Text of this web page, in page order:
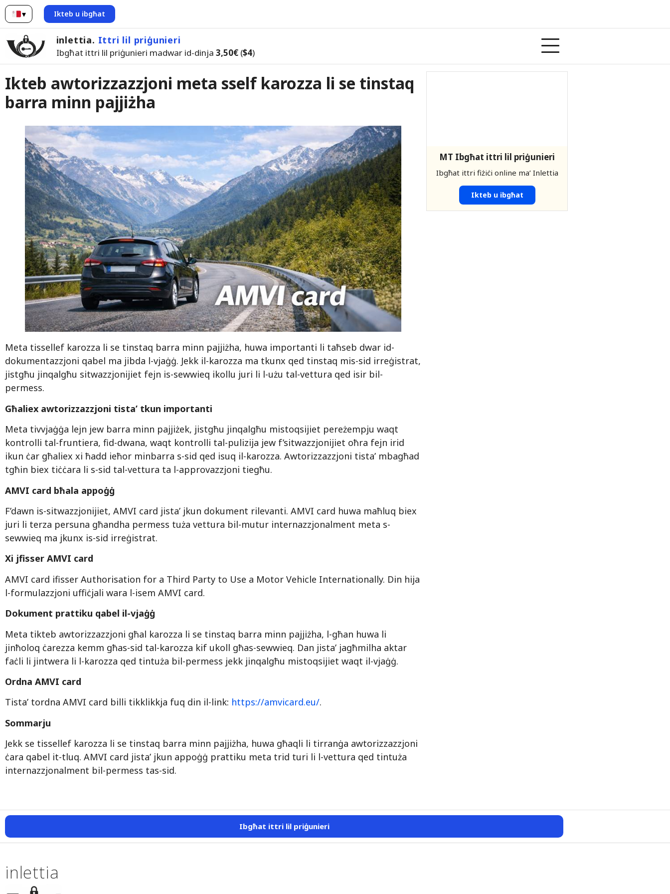
▾
Malti
Ikteb u ibgħat
inlettia. Ittri lil priġunieri
Ibgħat ittri lil priġunieri madwar id-dinja 3,50€ ($4)
Ikteb awtorizzazzjoni meta sself karozza li se tinstaq
barra minn pajjiżha
Meta tissellef karozza li se tinstaq barra minn pajjiżha, huwa importanti li taħseb dwar id-
dokumentazzjoni qabel ma jibda l-vjaġġ. Jekk il-karozza ma tkunx qed tinstaq mis-sid irreġistrat,
jistgħu jinqalgħu sitwazzjonijiet fejn is-sewwieq ikollu juri li l-użu tal-vettura qed isir bil-
permess.
Għaliex awtorizzazzjoni tista’ tkun importanti
Meta tivvjaġġa lejn jew barra minn pajjiżek, jistgħu jinqalgħu mistoqsijiet pereżempju waqt
kontrolli tal-fruntiera, fid-dwana, waqt kontrolli tal-pulizija jew f’sitwazzjonijiet oħra fejn irid
ikun ċar għaliex xi ħadd ieħor minbarra s-sid qed isuq il-karozza. Awtorizzazzjoni tista’ mbagħad
tgħin biex tiċċara li s-sid tal-vettura ta l-approvazzjoni tiegħu.
AMVI card bħala appoġġ
F’dawn is-sitwazzjonijiet, AMVI card jista’ jkun dokument rilevanti. AMVI card huwa maħluq biex
juri li terza persuna għandha permess tuża vettura bil-mutur internazzjonalment meta s-
sewwieq ma jkunx is-sid irreġistrat.
Xi jfisser AMVI card
AMVI card ifisser Authorisation for a Third Party to Use a Motor Vehicle Internationally. Din hija
l-formulazzjoni uffiċjali wara l-isem AMVI card.
Dokument prattiku qabel il-vjaġġ
Meta tikteb awtorizzazzjoni għal karozza li se tinstaq barra minn pajjiżha, l-għan huwa li
jinħoloq ċarezza kemm għas-sid tal-karozza kif ukoll għas-sewwieq. Dan jista’ jagħmilha aktar
faċli li jintwera li l-karozza qed tintuża bil-permess jekk jinqalgħu mistoqsijiet waqt il-vjaġġ.
Ordna AMVI card
Tista’ tordna AMVI card billi tikklikkja fuq din il-link: https://amvicard.eu/.
Sommarju
Jekk se tissellef karozza li se tinstaq barra minn pajjiżha, huwa għaqli li tirranġa awtorizzazzjoni
ċara qabel it-tluq. AMVI card jista’ jkun appoġġ prattiku meta trid turi li l-vettura qed tintuża
internazzjonalment bil-permess tas-sid.
MT Ibgħat ittri lil priġunieri
Ibgħat ittri fiżiċi online ma’ Inlettia
Ikteb u ibgħat
Ibgħat ittri lil priġunieri
inlettia